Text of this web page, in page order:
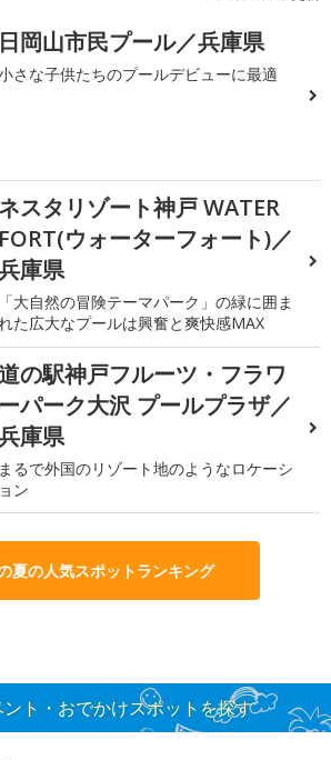
日岡山市民プール／兵庫県
さな子供たちのプールデビューに最適
ネスタリゾート神戸 WATER
FORT(ウォーターフォート)／
庫県
「大自然の冒険テーマパーク」の緑に囲ま
た広大なプールは興奮と爽快感MAX
の駅神戸フルーツ・フラワ
ーパーク大沢 プールプラザ／
庫県
まるで外国のリゾート地のようなロケーシ
ョン
夏の人気スポットランキング
ト・おでかけスポットを探す